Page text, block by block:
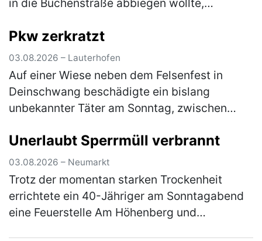
die nicht weit genug rechts fuhr.…
Pkw zerkratzt
03.08.2026 – Lauterhofen
Auf einer Wiese neben dem Felsenfest in
Deinschwang beschädigte ein bislang
unbekannter Täter am Sonntag, zwischen
geparkten, silbernen Kia. Die linke
Fahrzeugseite…(mehr)
Unerlaubt Sperrmüll verbrannt
03.08.2026 – Neumarkt
Trotz der momentan starken Trockenheit
errichtete ein 40-Jähriger am Sonntagabend
eine Feuerstelle Am Höhenberg und